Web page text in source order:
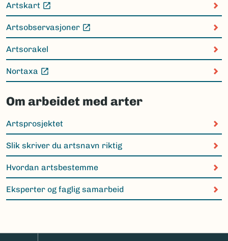
Artskart
(Ekstern lenke)
Artsobservasjoner
(Ekstern lenke)
Artsorakel
Nortaxa
(Ekstern lenke)
Om arbeidet med arter
Artsprosjektet
Slik skriver du artsnavn riktig
Hvordan artsbestemme
Eksperter og faglig samarbeid